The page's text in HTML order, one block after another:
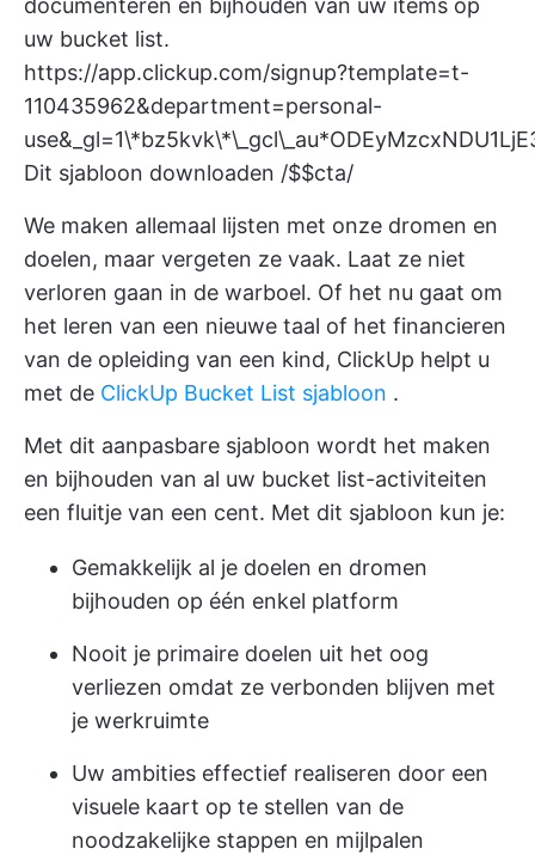
documenteren en bijhouden van uw items op
uw bucket list.
https://app.clickup.com/signup?template=t-
110435962&department=personal-
Dit sjabloon downloaden /$$cta/
We maken allemaal lijsten met onze dromen en
doelen, maar vergeten ze vaak. Laat ze niet
verloren gaan in de warboel. Of het nu gaat om
het leren van een nieuwe taal of het financieren
van de opleiding van een kind, ClickUp helpt u
met de ClickUp Bucket List sjabloon .
Met dit aanpasbare sjabloon wordt het maken
en bijhouden van al uw bucket list-activiteiten
een fluitje van een cent. Met dit sjabloon kun je:
Gemakkelijk al je doelen en dromen
bijhouden op één enkel platform
Nooit je primaire doelen uit het oog
verliezen omdat ze verbonden blijven met
je werkruimte
Uw ambities effectief realiseren door een
visuele kaart op te stellen van de
noodzakelijke stappen en mijlpalen